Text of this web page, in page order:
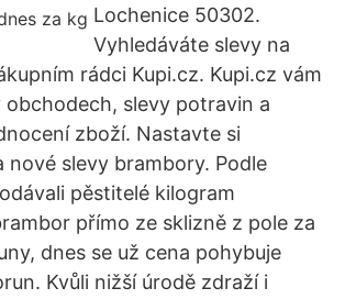
Lochenice 50302.
Vyhledáváte slevy na
rádci Kupi.cz. Kupi.cz vám
obchodech, slevy potravin a
zboží. Nastavte si
nové slevy brambory. Podle
pěstitelé kilogram
přímo ze sklizně z pole za
dnes se už cena pohybuje
Kvůli nižší úrodě zdraží i